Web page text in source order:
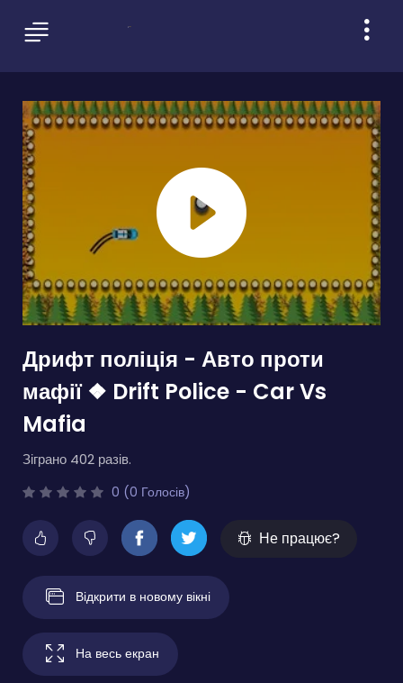
Дрифт поліція - Авто проти
мафії ❖ Drift Police - Car Vs
Mafia
Зіграно 402 разів.
0 (0 Голосів)
Не працює?
Відкрити в новому вікні
На весь екран